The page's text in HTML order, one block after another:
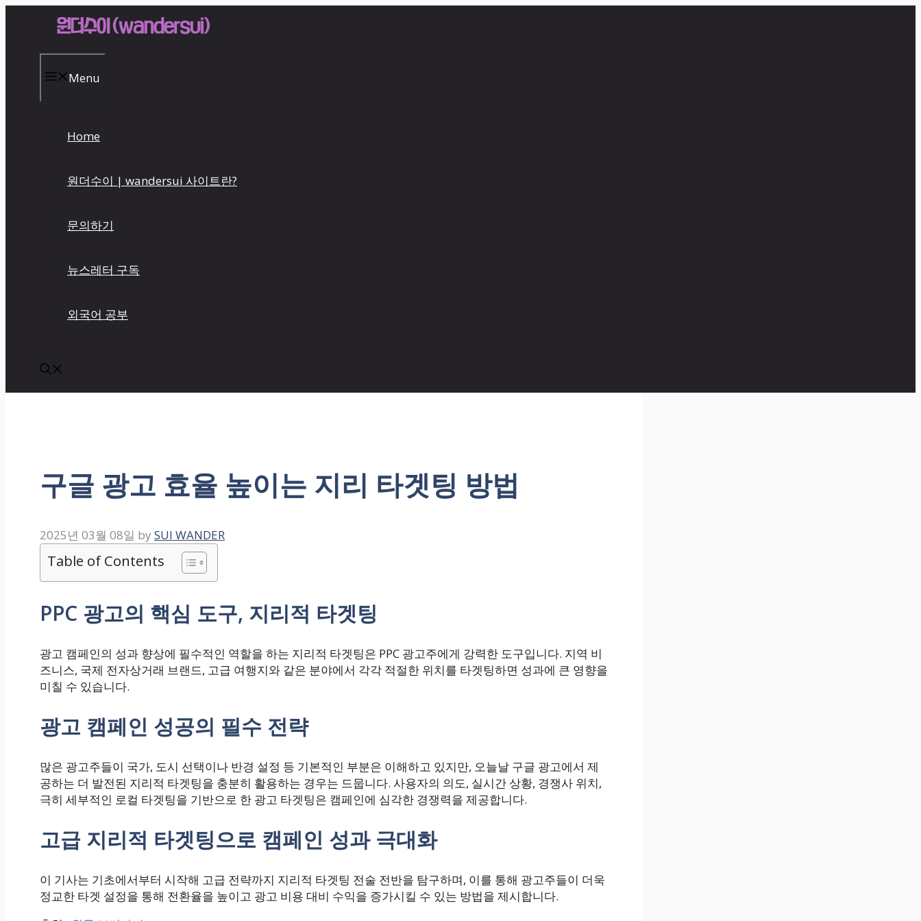
Menu
Home
원더수이 | wandersui 사이트란?
문의하기
뉴스레터 구독
외국어 공부
구글 광고 효율 높이는 지리 타겟팅 방법
2025년 03월 08일 by SUI WANDER
Table of Contents
PPC 광고의 핵심 도구, 지리적 타겟팅
광고 캠페인의 성과 향상에 필수적인 역할을 하는 지리적 타겟팅은 PPC 광고주에게 강력한 도구입니다. 지역 비
즈니스, 국제 전자상거래 브랜드, 고급 여행지와 같은 분야에서 각각 적절한 위치를 타겟팅하면 성과에 큰 영향을
미칠 수 있습니다.
광고 캠페인 성공의 필수 전략
많은 광고주들이 국가, 도시 선택이나 반경 설정 등 기본적인 부분은 이해하고 있지만, 오늘날 구글 광고에서 제
공하는 더 발전된 지리적 타겟팅을 충분히 활용하는 경우는 드뭅니다. 사용자의 의도, 실시간 상황, 경쟁사 위치,
극히 세부적인 로컬 타겟팅을 기반으로 한 광고 타겟팅은 캠페인에 심각한 경쟁력을 제공합니다.
고급 지리적 타겟팅으로 캠페인 성과 극대화
이 기사는 기초에서부터 시작해 고급 전략까지 지리적 타겟팅 전술 전반을 탐구하며, 이를 통해 광고주들이 더욱
정교한 타겟 설정을 통해 전환율을 높이고 광고 비용 대비 수익을 증가시킬 수 있는 방법을 제시합니다.